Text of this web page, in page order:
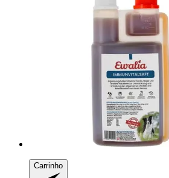
Carrinho